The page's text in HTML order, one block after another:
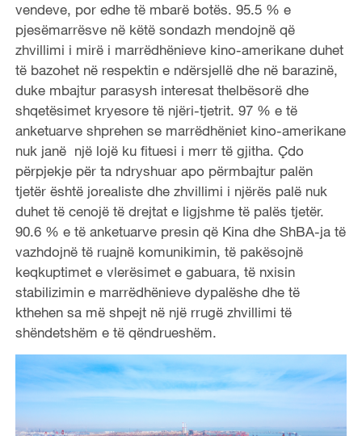
vendeve, por edhe të mbarë botës. 95.5 % e
pjesëmarrësve në këtë sondazh mendojnë që
zhvillimi i mirë i marrëdhënieve kino-amerikane duhet
të bazohet në respektin e ndërsjellë dhe në barazinë,
duke mbajtur parasysh interesat thelbësorë dhe
shqetësimet kryesore të njëri-tjetrit. 97 % e të
anketuarve shprehen se marrëdhëniet kino-amerikane
nuk janë një lojë ku fituesi i merr të gjitha. Çdo
përpjekje për ta ndryshuar apo përmbajtur palën
tjetër është jorealiste dhe zhvillimi i njërës palë nuk
duhet të cenojë të drejtat e ligjshme të palës tjetër.
90.6 % e të anketuarve presin që Kina dhe ShBA-ja të
vazhdojnë të ruajnëkomunikimin, të pakësojnë
keqkuptimet e vlerësimet e gabuara, të nxisin
stabilizimin e marrëdhënieve dypalëshe dhe të
kthehen sa më shpejt në një rrugë zhvillimi të
shëndetshëm e të qëndrueshëm.